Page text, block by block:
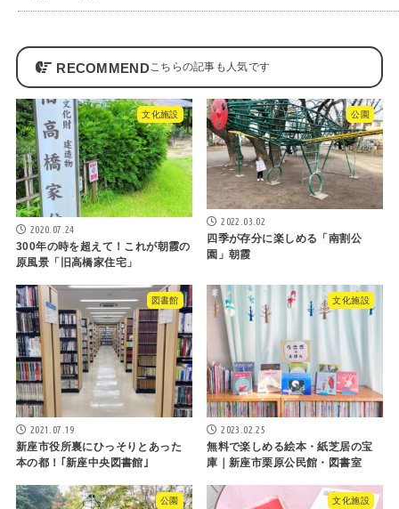
RECOMMEND
文化施設
2020.07.24
300年の時を超えて！これが朝霞の
原風景「旧高橋家住宅」
公園
2022.03.02
四季が存分に楽しめる「南割公
園」朝霞
図書館
2021.07.19
新座市役所裏にひっそりとあった
本の都！｢新座中央図書館｣
文化施設
2023.02.25
無料で楽しめる絵本・紙芝居の宝
庫｜新座市栗原公民館・図書室
公園 文化施設